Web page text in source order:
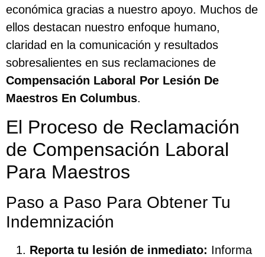
económica gracias a nuestro apoyo. Muchos de
ellos destacan nuestro enfoque humano,
claridad en la comunicación y resultados
sobresalientes en sus reclamaciones de
Compensación Laboral Por Lesión De
Maestros En Columbus.
El Proceso de Reclamación
de Compensación Laboral
Para Maestros
Paso a Paso Para Obtener Tu
Indemnización
Reporta tu lesión de inmediato: Informa